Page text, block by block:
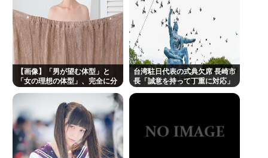
【画像】「男が望む体型」と
「女の理想の体型」、完全に分
【Pickup08082903】
台湾駐日代表の式典欠席 長崎市
長「誠意を持って丁重に対応」